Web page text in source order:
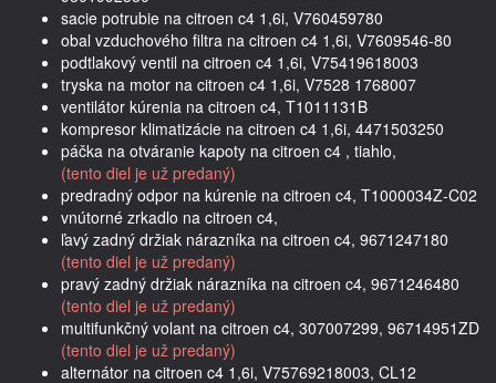
sacie potrubie na citroen c4 1,6i, V760459780
obal vzduchového filtra na citroen c4 1,6i, V7609546-80
podtlakový ventil na citroen c4 1,6i, V75419618003
tryska na motor na citroen c4 1,6i, V7528 1768007
ventilátor kúrenia na citroen c4, T1011131B
kompresor klimatizácie na citroen c4 1,6i, 4471503250
páčka na otváranie kapoty na citroen c4 , tiahlo,
(tento diel je už predaný)
predradný odpor na kúrenie na citroen c4, T1000034Z-C02
vnútorné zrkadlo na citroen c4,
ľavý zadný držiak nárazníka na citroen c4, 9671247180
(tento diel je už predaný)
pravý zadný držiak nárazníka na citroen c4, 9671246480
(tento diel je už predaný)
multifunkčný volant na citroen c4, 307007299, 96714951ZD
(tento diel je už predaný)
alternátor na citroen c4 1,6i, V75769218003, CL12